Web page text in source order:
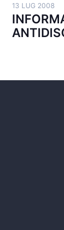
13 LUG 2008